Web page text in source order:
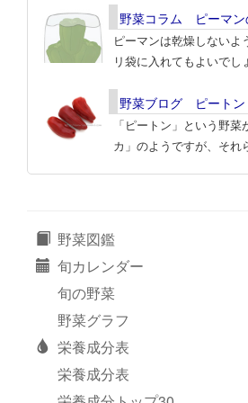
野菜コラム ピーマン
ピーマンは乾燥しない
リ袋に入れてもよいでし
野菜ブログ ピートン
「ピートン」という野
カ」のようですが、それ
野菜図鑑
旬カレンダー
旬の野菜
野菜グラフ
栄養成分表
栄養成分表